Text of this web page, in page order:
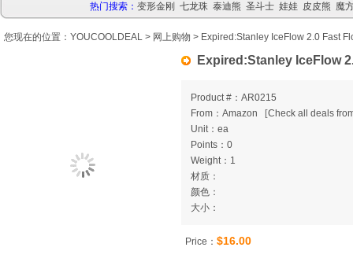
热门搜索： 变形金刚 七龙珠 泰迪熊 圣斗士 娃娃 皮皮熊 魔
Expired:Stanley IceFlow
Product #：AR0215
From：Amazon
[Check all deals
Unit：ea
Points：0
Weight：1
材质：
颜色：
大小：
Price： $16.00
您现在的位置： YOUCOOLDEAL > 网上购物 > Expired:Stanley IceFlow 2.0 Fast